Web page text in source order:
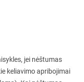
jei nėštumas
keliavimo apribojimai